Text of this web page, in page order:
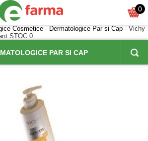
0
Cosmetice - Dermatologice Par si Cap - Vichy
STOC 0
PAR SI CAP